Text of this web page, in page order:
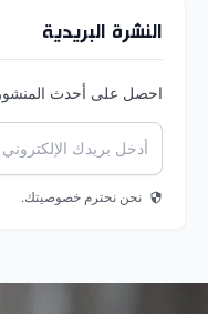
النشرة البريدية
احصل على أحدث
نحن نحترم خصوصيتك.